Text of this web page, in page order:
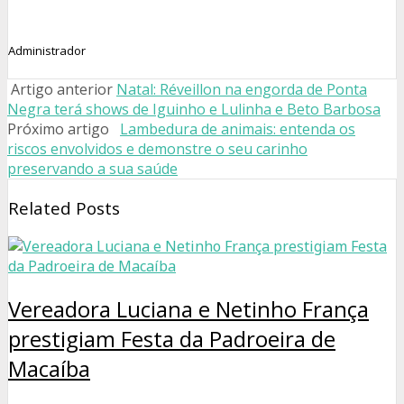
Administrador
Artigo anterior Natal: Réveillon na engorda de Ponta
Negra terá shows de Iguinho e Lulinha e Beto Barbosa
Próximo artigo
Lambedura de animais: entenda os
riscos envolvidos e demonstre o seu carinho
preservando a sua saúde
Related Posts
Vereadora Luciana e Netinho França
prestigiam Festa da Padroeira de
Macaíba